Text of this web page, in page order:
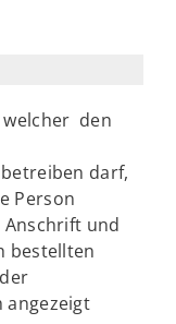
welcher den
darf,
Person
und
bestellten
angezeigt